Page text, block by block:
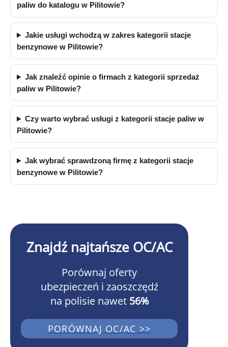
paliw do katalogu w Pilitowie?
Jakie usługi wchodzą w zakres kategorii stacje
benzynowe w Pilitowie?
Jak znaleźć opinie o firmach z kategorii sprzedaż
paliw w Pilitowie?
Czy warto wybrać usługi z kategorii stacje paliw w
Pilitowie?
Jak wybrać sprawdzoną firmę z kategorii stacje
benzynowe w Pilitowie?
Znajdź najtańsze OC/AC
Porównaj oferty
ubezpieczeń i zaoszczędź
na polisie nawet 56%
PORÓWNAJ OC/AC >>